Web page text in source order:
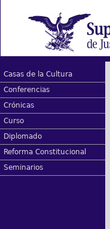
Casas de la Cultura
Conferencias
Crónicas
Curso
Diplomado
Reforma Constitucional
Seminarios